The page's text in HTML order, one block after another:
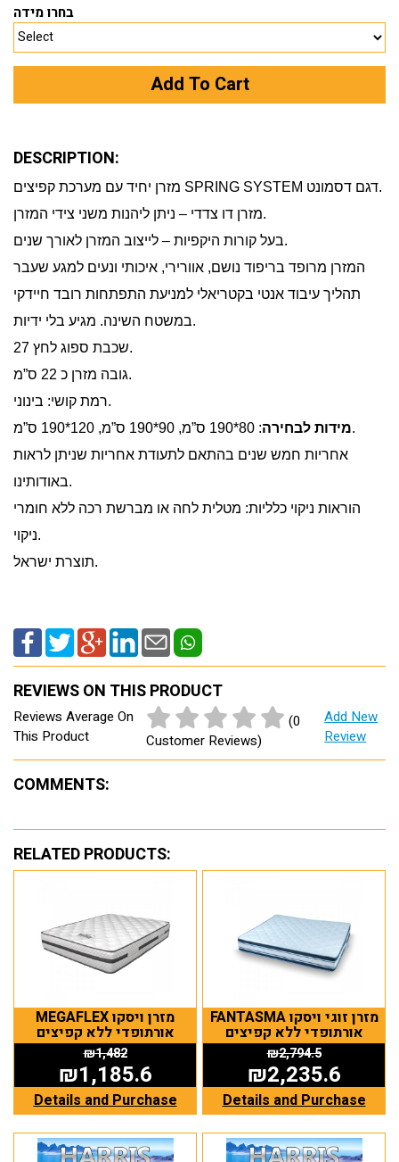
בחרו מידה
DESCRIPTION:
מזרן יחיד עם מערכת קפיצים SPRING SYSTEM דגם דסמונט.
מזרן דו צדדי – ניתן ליהנות משני צידי המזרן.
בעל קורות היקפיות – לייצוב המזרן לאורך שנים.
המזרן מרופד בריפוד נושם, אוורירי, איכותי ונעים למגע שעבר
תהליך עיבוד אנטי בקטריאלי למניעת התפתחות רובד חיידקי
במשטח השינה. מגיע בלי ידיות.
שכבת ספוג לחץ 27.
גובה מזרן כ 22 ס”מ.
רמת קושי: בינוני.
מידות לבחירה: 80*190 ס”מ, 90*190 ס”מ, 120*190 ס”מ.
אחריות חמש שנים בהתאם לתעודת אחריות שניתן לראות
באודותינו.
הוראות ניקוי כלליות: מטלית לחה או מברשת רכה ללא חומרי
ניקוי.
תוצרת ישראל.
REVIEWS ON THIS PRODUCT
Reviews Average On
This Product
(0
Customer Reviews)
Add New
Review
COMMENTS:
RELATED PRODUCTS:
MEGAFLEX מזרן ויסקו
אורתופדי ללא קפיצים
₪1,482
₪1,185.6
Details and Purchase
FANTASMA מזרן זוגי ויסקו
אורתופדי ללא קפיצים
₪2,794.5
₪2,235.6
Details and Purchase